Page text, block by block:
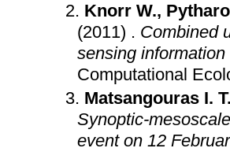
Knorr W.,
(2011) . Combined
sensing
Computational
Matsangouras I.
Synoptic-
event on 12